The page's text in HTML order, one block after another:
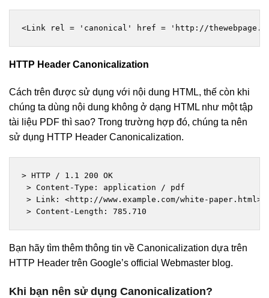
<Link rel = 'canonical' href = 'http://
HTTP Header Canonicalization
Cách trên được sử dụng với nội dung HTML, thế còn khi
chúng ta dùng nội dung không ở dạng HTML như một tập
tài liệu PDF thì sao? Trong trường hợp đó, chúng ta nên
sử dụng HTTP Header Canonicalization.
> HTTP / 1.1 200 OK
> Content-Type: application / pdf
> Link: <http://www.example.com/white-
> Content-Length: 785.710
Bạn hãy tìm thêm thông tin về Canonicalization dựa trên
HTTP Header trên Google’s official Webmaster blog.
Khi bạn nên sử dụng Canonicalization?